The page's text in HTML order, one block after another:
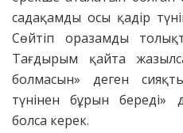
садақамды осы қадір
Сөйтіп оразамды
Тағдырым қайта
болмасын» деген
түнінен бұрын береді»
болса керек.